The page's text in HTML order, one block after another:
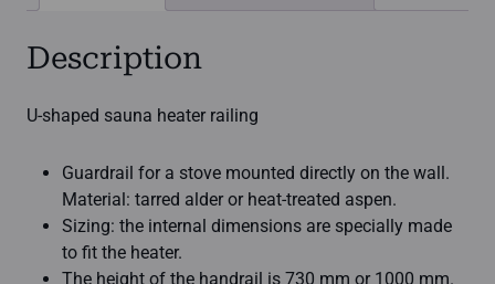
Description
U-shaped sauna heater railing
Guardrail for a stove mounted directly on the wall.
Material: tarred alder or heat-treated aspen.
Sizing: the internal dimensions are specially made
to fit the heater.
The height of the handrail is 730 mm or 1000 mm.